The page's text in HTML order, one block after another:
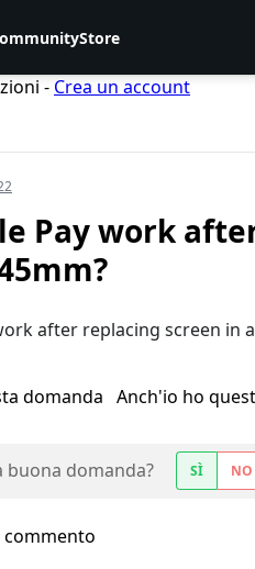
Store
- Crea un account
Pay work
after replacing screen in
domanda Anch'io ho
buona domanda? SÌ NO